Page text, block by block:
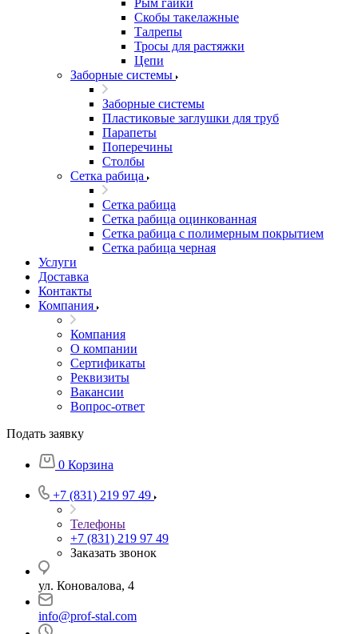
Рым гайки
Скобы такелажные
Талрепы
Тросы для растяжки
Цепи
Заборные системы
Заборные системы
Пластиковые заглушки для труб
Парапеты
Поперечины
Столбы
Сетка рабица
Сетка рабица
Сетка рабица оцинкованная
Сетка рабица с полимерным покрытием
Сетка рабица черная
Услуги
Доставка
Контакты
Компания
Компания
О компании
Сертификаты
Реквизиты
Вакансии
Вопрос-ответ
Подать заявку
0 Корзина
+7 (831) 219 97 49
Телефоны
+7 (831) 219 97 49
Заказать звонок
ул. Коновалова, 4
info@prof-stal.com